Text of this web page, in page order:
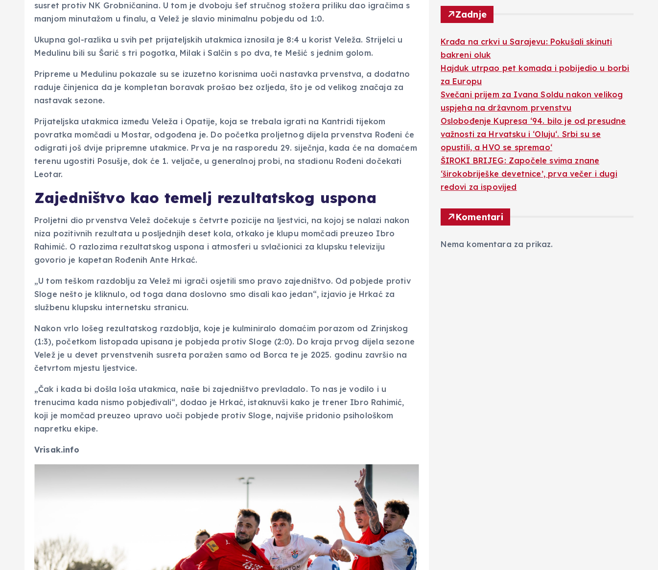
susret protiv NK Grobničanina. U tom je dvoboju šef stručnog stožera priliku dao igračima s
manjom minutažom u finalu, a Velež je slavio minimalnu pobjedu od 1:0.
Ukupna gol-razlika u svih pet prijateljskih utakmica iznosila je 8:4 u korist Veleža. Strijelci u
Medulinu bili su Šarić s tri pogotka, Milak i Salčin s po dva, te Mešić s jednim golom.
Pripreme u Medulinu pokazale su se izuzetno korisnima uoči nastavka prvenstva, a dodatno
raduje činjenica da je kompletan boravak prošao bez ozljeda, što je od velikog značaja za
nastavak sezone.
Prijateljska utakmica između Veleža i Opatije, koja se trebala igrati na Kantridi tijekom
povratka momčadi u Mostar, odgođena je. Do početka proljetnog dijela prvenstva Rođeni će
odigrati još dvije pripremne utakmice. Prva je na rasporedu 29. siječnja, kada će na domaćem
terenu ugostiti Posušje, dok će 1. veljače, u generalnoj probi, na stadionu Rođeni dočekati
Leotar.
Zajedništvo kao temelj rezultatskog uspona
Proljetni dio prvenstva Velež dočekuje s četvrte pozicije na ljestvici, na kojoj se nalazi nakon
niza pozitivnih rezultata u posljednjih deset kola, otkako je klupu momčadi preuzeo Ibro
Rahimić. O razlozima rezultatskog uspona i atmosferi u svlačionici za klupsku televiziju
govorio je kapetan Rođenih Ante Hrkać.
„U tom teškom razdoblju za Velež mi igrači osjetili smo pravo zajedništvo. Od pobjede protiv
Sloge nešto je kliknulo, od toga dana doslovno smo disali kao jedan“, izjavio je Hrkać za
službenu klupsku internetsku stranicu.
Nakon vrlo lošeg rezultatskog razdoblja, koje je kulminiralo domaćim porazom od Zrinjskog
(1:3), početkom listopada upisana je pobjeda protiv Sloge (2:0). Do kraja prvog dijela sezone
Velež je u devet prvenstvenih susreta poražen samo od Borca te je 2025. godinu završio na
četvrtom mjestu ljestvice.
„Čak i kada bi došla loša utakmica, naše bi zajedništvo prevladalo. To nas je vodilo i u
trenucima kada nismo pobjeđivali“, dodao je Hrkać, istaknuvši kako je trener Ibro Rahimić,
koji je momčad preuzeo upravo uoči pobjede protiv Sloge, najviše pridonio psihološkom
napretku ekipe.
Vrisak.info
Zadnje
Krađa na crkvi u Sarajevu: Pokušali skinuti
bakreni oluk
Hajduk utrpao pet komada i pobijedio u borbi
za Europu
Svečani prijem za Ivana Soldu nakon velikog
uspjeha na državnom prvenstvu
Oslobođenje Kupresa ‘94. bilo je od presudne
važnosti za Hrvatsku i ‘Oluju‘. Srbi su se
opustili, a HVO se spremao‘
ŠIROKI BRIJEG: Započele svima znane
‘širokobriješke devetnice’, prva večer i dugi
redovi za ispovijed
Komentari
Nema komentara za prikaz.